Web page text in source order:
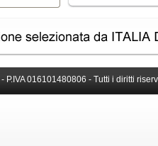
- P.IVA 016101480806 - Tutti i diritti